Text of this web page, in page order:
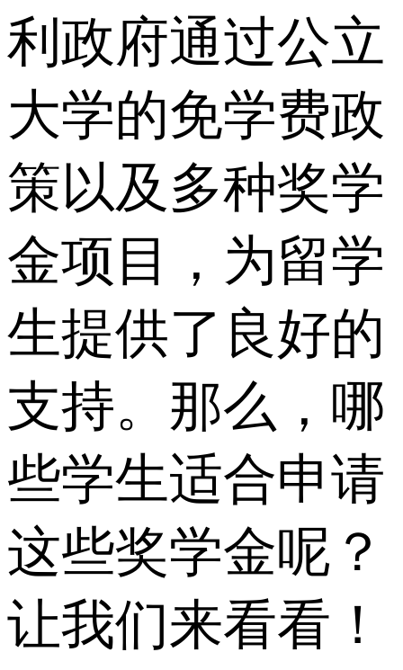
利政府通过公立
大学的免学费政
策以及多种奖学
金项目，为留学
生提供了良好的
支持。那么，哪
些学生适合申请
这些奖学金呢？
让我们来看看！